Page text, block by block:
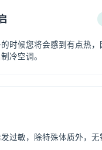
时候您将会感到有点热，
冷空调。
过敏，除特殊体质外，无